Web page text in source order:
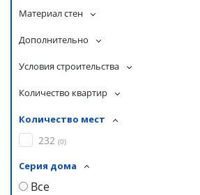
Материал стен
Дополнительно
Условия строительства
Количество квартир
Количество мест
232 (0)
Серия дома
Все